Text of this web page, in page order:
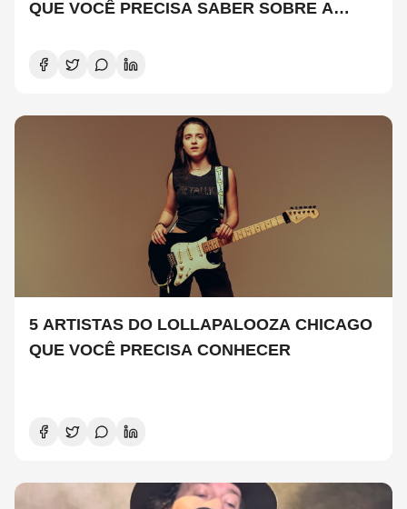
QUE VOCÊ PRECISA SABER SOBRE A
5 ARTISTAS DO LOLLAPALOOZA CHICAGO
QUE VOCÊ PRECISA CONHECER